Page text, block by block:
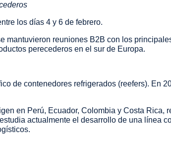
los días 4 y 6 de febrero.
mantuvieron reuniones B2B con los
perecederos en el sur de Europa.
de contenedores refrigerados (reefers). En
en Perú, Ecuador, Colombia y Costa Rica,
actualmente el desarrollo de una línea